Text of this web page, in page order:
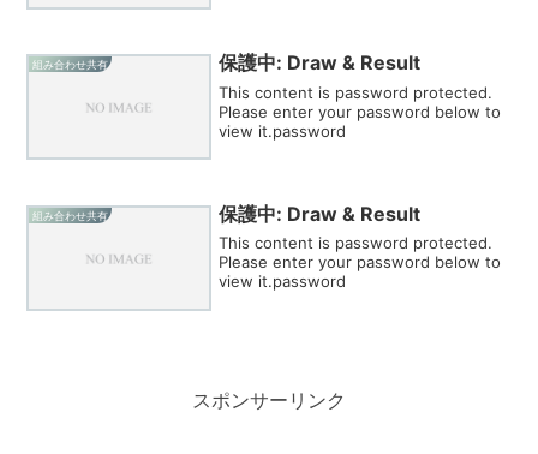
組み合わせ共有 保護中: Draw & Result
This content is password protected.
Please enter your password below to
view it.password
組み合わせ共有 保護中: Draw & Result
This content is password protected.
Please enter your password below to
view it.password
スポンサーリンク